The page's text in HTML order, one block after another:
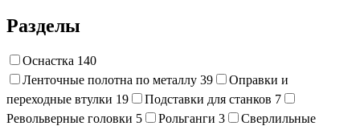
Разделы
Оснастка 140
Ленточные полотна по металлу 39
Оправки и
переходные втулки 19 Подставки для станков 7
Револьверные головки 5 Рольганги 3
Сверлильные